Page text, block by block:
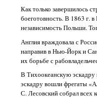
Как только завершилось
боеготовность. В 1863 г.
независимость Польши.
Англия враждовала с
направив в Нью-Йорк и
их борьбе с
В Тихоокеанскую
эскадру вошли фрегаты
С. Лесовский собрал всех